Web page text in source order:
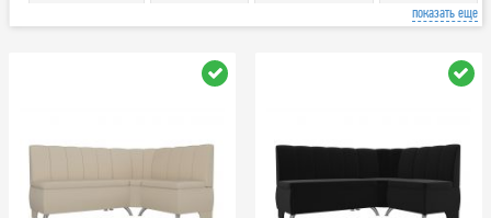
показать еще